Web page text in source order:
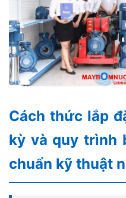
Cách thức lắp
kỳ và quy trình
chuẩn kỹ thuật